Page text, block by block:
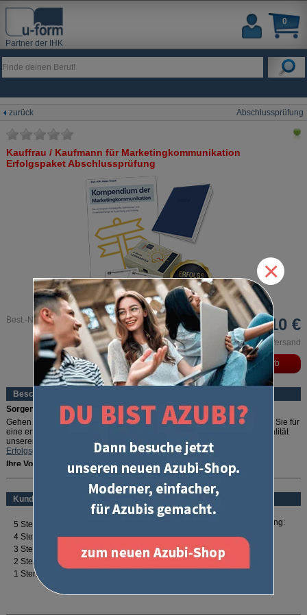
Partner der IHK
0
zurück Abschlussprüfung
Kauffrau / Kaufmann für Marketingkommunikation
Erfolgspaket Abschlussprüfung
Best.-Nr. 3082 66,10 €
inkl. MwSt. und zzgl. Versand
Beschreibung
Sorgenfrei durch die IHK-Prüfung!
Gehen Sie auf Nummer sicher: In diesem Erfolgspaket ist alles drin, was Sie für
eine erfolgreiche Abschlussprüfung benötigen. Und weil wir von der Qualität
unserer Produkte so überzeugt sind, geben wir die exklusive
Erfolgsgarantie
gratis dazu.
Ihre Vorteile:
Perfekt gepackt: Enthält alles, was zur schriftlichen Abschlussprüfung
Mit der exklusiven
Prüfung bestehen oder 100 % Geld zurück
Zahlreiche Prüfungstipps und Downloads
Erfolgspakete sind exklusiv bei U-Form erhältlich!
In dem Erfolgspaket steckt all das, was Sieoptimal auf die Prüfungsfächer der
schriftlichen Abschlussprüfung vorbereitet:
Kompendiumerhalten Sie ein prüfungsnahes Nachschlagewerk mit
können Sie mit denLernkartengezielt abfragen, erweitern und vertiefen.
mehr lesen
Kundenbewertung
×